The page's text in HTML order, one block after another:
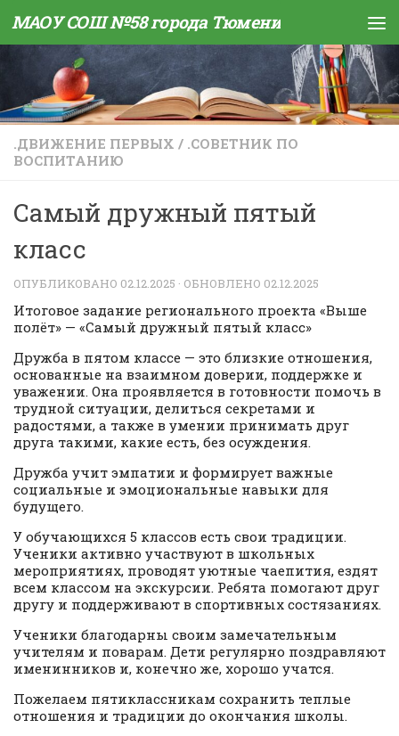
Skip to content
МАОУ СОШ №58 города Тюмени
.ДВИЖЕНИЕ ПЕРВЫХ / .СОВЕТНИК ПО
ВОСПИТАНИЮ
Самый дружный пятый
класс
ОПУБЛИКОВАНО 02.12.2025 · ОБНОВЛЕНО 02.12.2025
Итоговое задание регионального проекта «Выше
полёт» — «Самый дружный пятый класс»
Дружба в пятом классе — это близкие отношения,
основанные на взаимном доверии, поддержке и
уважении. Она проявляется в готовности помочь в
трудной ситуации, делиться секретами и
радостями, а также в умении принимать друг
друга такими, какие есть, без осуждения.
Дружба учит эмпатии и формирует важные
социальные и эмоциональные навыки для
будущего.
У обучающихся 5 классов есть свои традиции.
Ученики активно участвуют в школьных
мероприятиях, проводят уютные чаепития, ездят
всем классом на экскурсии. Ребята помогают друг
другу и поддерживают в спортивных состязаниях.
Ученики благодарны своим замечательным
учителям и поварам. Дети регулярно поздравляют
именинников и, конечно же, хорошо учатся.
Пожелаем пятиклассникам сохранить теплые
отношения и традиции до окончания школы.